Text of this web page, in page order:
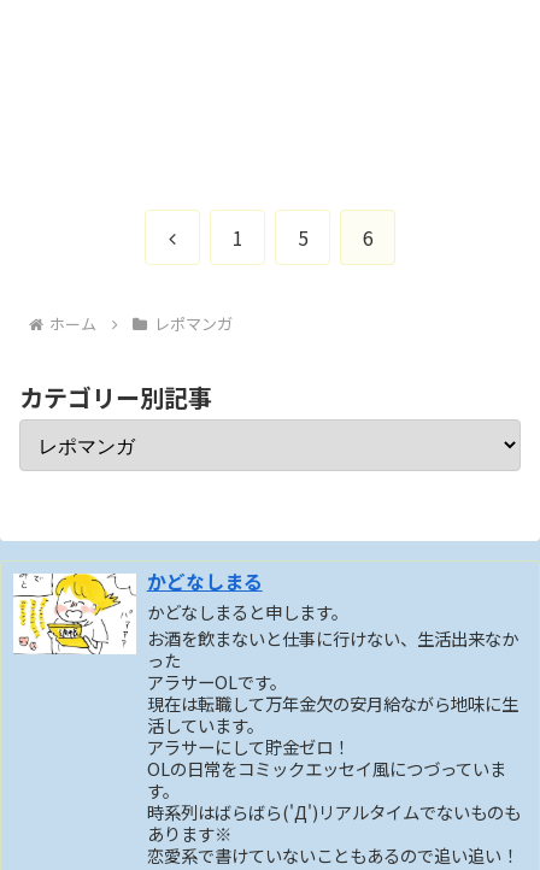
前
1 5 6
ホーム レポマンガ
カテゴリー別記事
かどなしまる
かどなしまると申します。
お酒を飲まないと仕事に行けない、生活出来なか
った
アラサーOLです。
現在は転職して万年金欠の安月給ながら地味に生
活しています。
アラサーにして貯金ゼロ！
OLの日常をコミックエッセイ風につづっていま
す。
時系列はばらばら('Д')リアルタイムでないものも
あります※
恋愛系で書けていないこともあるので追い追い！